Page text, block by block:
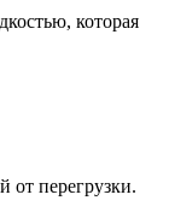
которая
от перегрузки.